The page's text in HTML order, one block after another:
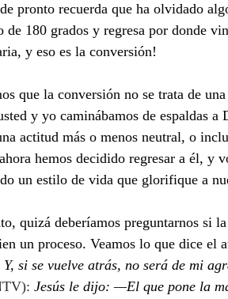
pronto recuerda que ha olvidado
de 180 grados y regresa por donde
y eso es la conversión!
y yo caminábamos de espaldas
actitud más o menos neutral, o
hemos decidido regresar a él, y
un estilo de vida que glorifique a
un proceso. Veamos lo que dice el
si se vuelve atrás, no será de mi
Jesús le dijo: —El que pone la